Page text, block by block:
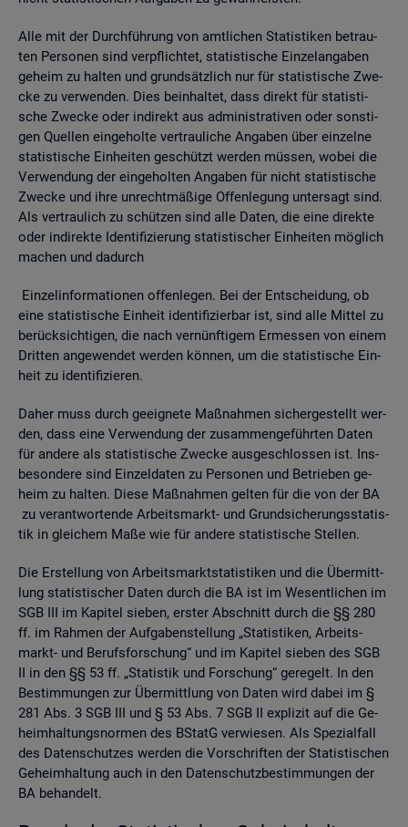
Alle mit der Durch­füh­rung von amt­li­chen Sta­tis­ti­ken be­trau­
ten Per­so­nen sind ver­pflich­tet, sta­tis­ti­sche Ein­zel­an­ga­ben
ge­heim zu hal­ten und grund­sätz­lich nur für sta­tis­ti­sche Zwe­
cke zu ver­wen­den. Dies be­inhal­tet, dass di­rekt für sta­tis­ti­
sche Zwe­cke oder in­di­rekt aus ad­mi­nis­tra­ti­ven oder sons­ti­
gen Quel­len ein­ge­hol­te ver­trau­li­che An­ga­ben über ein­zel­ne
sta­tis­ti­sche Ein­hei­ten ge­schützt wer­den müs­sen, wobei die
Ver­wen­dung der ein­ge­hol­ten An­ga­ben für nicht sta­tis­ti­sche
Zwe­cke und ihre un­recht­mä­ßi­ge Of­fen­le­gung un­ter­sagt sind.
Als ver­trau­lich zu schüt­zen sind alle Daten, die eine di­rek­te
oder in­di­rek­te Iden­ti­fi­zie­rung sta­tis­ti­scher Ein­hei­ten mög­lich
ma­chen und da­durch
Ein­zel­in­for­ma­tio­nen of­fen­le­gen. Bei der Ent­schei­dung, ob
eine sta­tis­ti­sche Ein­heit iden­ti­fi­zier­bar ist, sind alle Mit­tel zu
be­rück­sich­ti­gen, die nach ver­nünf­ti­gem Er­mes­sen von einem
Drit­ten an­ge­wen­det wer­den kön­nen, um die sta­tis­ti­sche Ein­
heit zu iden­ti­fi­zie­ren.
Daher muss durch ge­eig­ne­te Maß­nah­men si­cher­ge­stellt wer­
den, dass eine Ver­wen­dung der zu­sam­men­ge­führ­ten Daten
für an­de­re als sta­tis­ti­sche Zwe­cke aus­ge­schlos­sen ist. Ins­
be­son­de­re sind Ein­zel­da­ten zu Per­so­nen und Be­trie­ben ge­
heim zu hal­ten. Diese Maß­nah­men gel­ten für die von der BA
zu ver­ant­wor­ten­de Ar­beits­markt- und Grund­si­che­rungs­sta­tis­
tik in glei­chem Maße wie für an­de­re sta­tis­ti­sche Stel­len.
Die Er­stel­lung von Ar­beits­markt­sta­tis­ti­ken und die Über­mitt­
lung sta­tis­ti­scher Daten durch die BA ist im We­sent­li­chen im
SGB III im Ka­pi­tel sie­ben, ers­ter Ab­schnitt durch die §§ 280
ff. im Rah­men der Auf­ga­ben­stel­lung „Sta­tis­ti­ken, Ar­beits­
markt- und Be­rufs­for­schung“ und im Ka­pi­tel sie­ben des SGB
II in den §§ 53 ff. „Sta­tis­tik und For­schung“ ge­re­gelt. In den
Be­stim­mun­gen zur Über­mitt­lung von Daten wird dabei im §
281 Abs. 3 SGB III und § 53 Abs. 7 SGB II ex­pli­zit auf die Ge­
heim­hal­tungs­nor­men des BStatG ver­wie­sen. Als Spe­zi­al­fall
des Da­ten­schut­zes wer­den die Vor­schrif­ten der Sta­tis­ti­schen
Ge­heim­hal­tung auch in den Da­ten­schutz­be­stim­mun­gen der
BA be­han­delt.